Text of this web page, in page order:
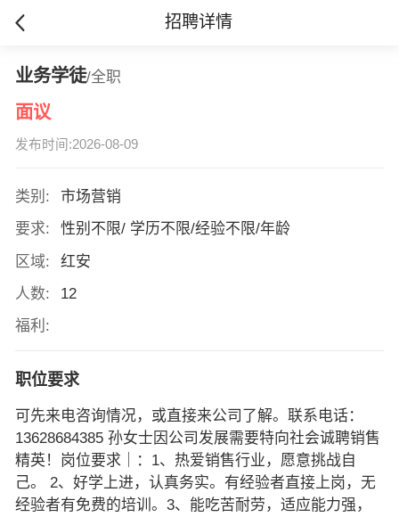
招聘详情
业务学徒/全职
面议
发布时间:2026-08-09
类别:
市场营销
要求:
性别不限/ 学历不限/经验不限/年龄
区域:
红安
人数:
12
福利:
职位要求
可先来电咨询情况，或直接来公司了解。联系电话：
13628684385 孙女士因公司发展需要特向社会诚聘销售
精英！岗位要求｜：1、热爱销售行业，愿意挑战自
己。 2、好学上进，认真务实。有经验者直接上岗，无
经验者有免费的培训。3、能吃苦耐劳，适应能力强，